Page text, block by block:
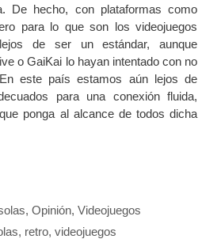
De hecho, con plataformas como
para lo que son los videojuegos
de ser un estándar, aunque
o GaiKai lo hayan intentado con no
este país estamos aún lejos de
para una conexión fluida,
ponga al alcance de todos dicha
, Opinión, Videojuegos
, retro, videojuegos